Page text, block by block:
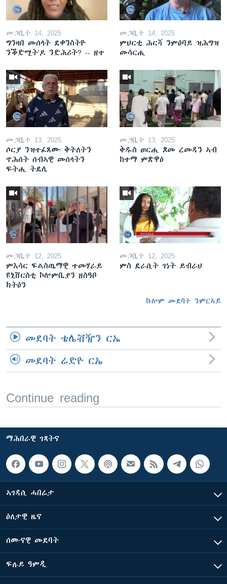
መጋቢት 14, 2025
ግንዛበ መሰላት ደቀንስትዮ
ንቕድሚት'ዶ ንድሕሪት? -- ዘተ
መጋቢት 14, 2025
ምህርቲ ሕርሻ ንምዕባይ ዝሕግዝ
መሳርሒ
መጋቢት 13, 2025
ሶርያ ንዝተፈጸሙ ቅትለትን
ጥሕሰት ሰብኣዊ መሰላትን
ፍትሒ ትደሊ
መጋቢት 13, 2025
ቅዱስ ወርሒ ጾመ ረመዳን ኣብ
ከተማ ምጽዋዕ
መጋቢት 12, 2025
ምእሳር ፍልስጤማዊ ተመሃራይ
ዩኒቨርስቲ ኮሎምቢያን ዘስዓቦ
ክትዕን
መጋቢት 12, 2025
ምስ ደራሲት ገነት ይብራህ
ኩሎም መደባት ንምርኣይ
መደባት ቴሌቭዥን ርኤ
መደባት ሬድዮ ርኤ
Continue reading
ማሕበራዊ ገጻትና
ኣገዳሲ ሓበሬታ
ዕለታዊ ዜና
ሰሙናዊ መደባት
ፍሉይ ዓምዲ